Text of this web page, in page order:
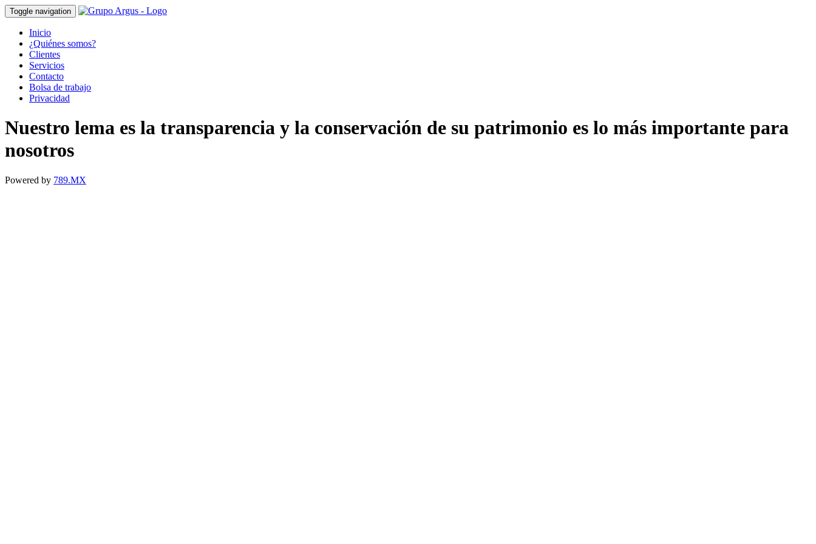
Toggle navigation
Inicio
¿Quiénes somos?
Clientes
Servicios
Contacto
Bolsa de trabajo
Privacidad
Nuestro lema es la transparencia y la conservación de su patrimonio es lo más importante para
nosotros
Powered by 789.MX